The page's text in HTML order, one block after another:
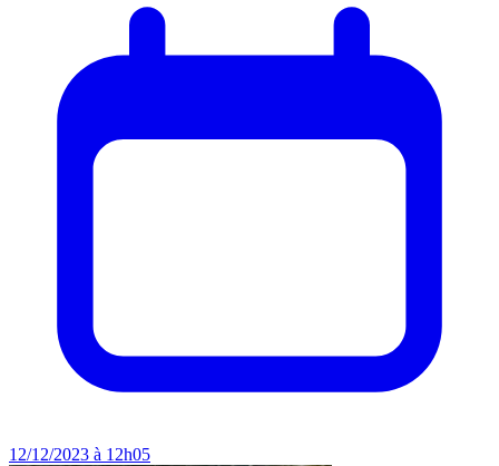
12/12/2023 à 12h05